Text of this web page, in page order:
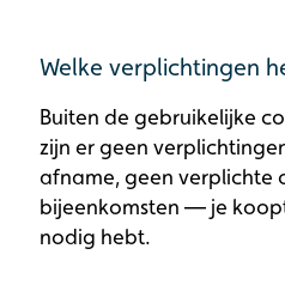
Welke verplichtingen
Buiten de gebruikelijke
zijn er geen
afname, geen verplichte
bijeenkomsten — je
nodig hebt.